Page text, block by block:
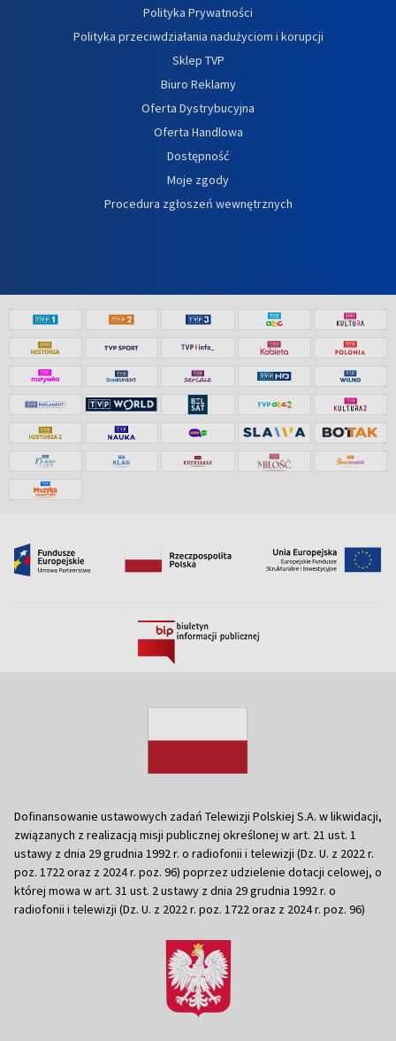
Polityka Prywatności
Polityka przeciwdziałania nadużyciom i korupcji
Sklep TVP
Biuro Reklamy
Oferta Dystrybucyjna
Oferta Handlowa
Dostępność
Moje zgody
Procedura zgłoszeń wewnętrznych
Dofinansowanie ustawowych zadań Telewizji Polskiej S.A. w likwidacji,
związanych z realizacją misji publicznej określonej w art. 21 ust. 1
ustawy z dnia 29 grudnia 1992 r. o radiofonii i telewizji (Dz. U. z 2022 r.
poz. 1722 oraz z 2024 r. poz. 96) poprzez udzielenie dotacji celowej, o
której mowa w art. 31 ust. 2 ustawy z dnia 29 grudnia 1992 r. o
radiofonii i telewizji (Dz. U. z 2022 r. poz. 1722 oraz z 2024 r. poz. 96)